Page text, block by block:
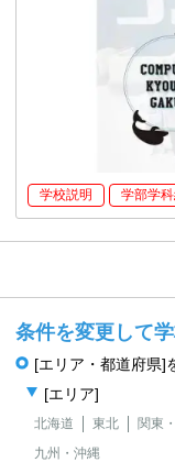
学校説明 学部学
条件を変更して
[エリア・都道府県]
[エリア]
北海道 東北 関東
九州・沖縄